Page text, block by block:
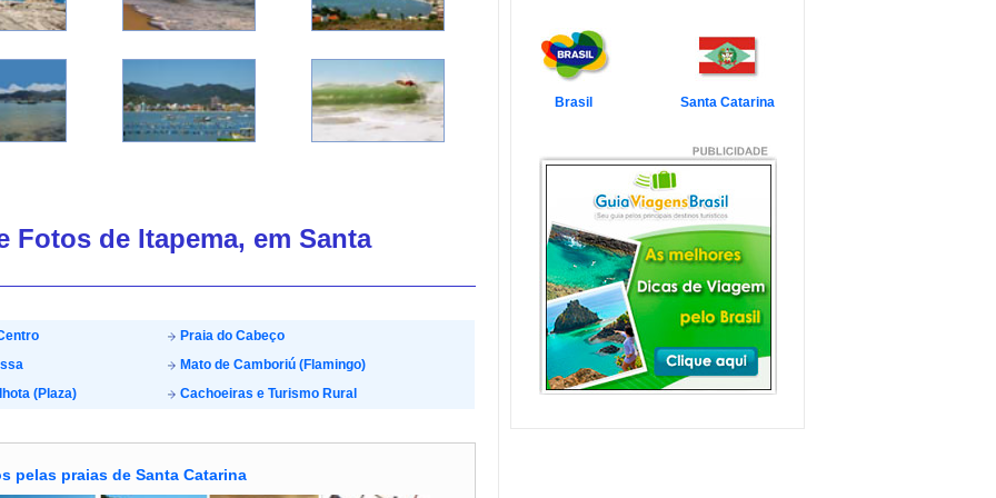
Fotos de Itapema, em Santa
Praia do Cabeço
Mato de Camboriú (Flamingo)
(Plaza)
Cachoeiras e Turismo Rural
pelas praias de Santa Catarina
de Balneário Camboriú e
Balneário Camboriú é um passeio
em Florianópolis
Florianópolis é um dos destinos mais
desejados dos último...
Veja mais...
Garopaba e Região com
Crianças
Garopaba é um município de Santa
Catarina a 80 quilômetro...
Veja mais...
Litoral de Santa Catarina
Brasil Santa Catarina